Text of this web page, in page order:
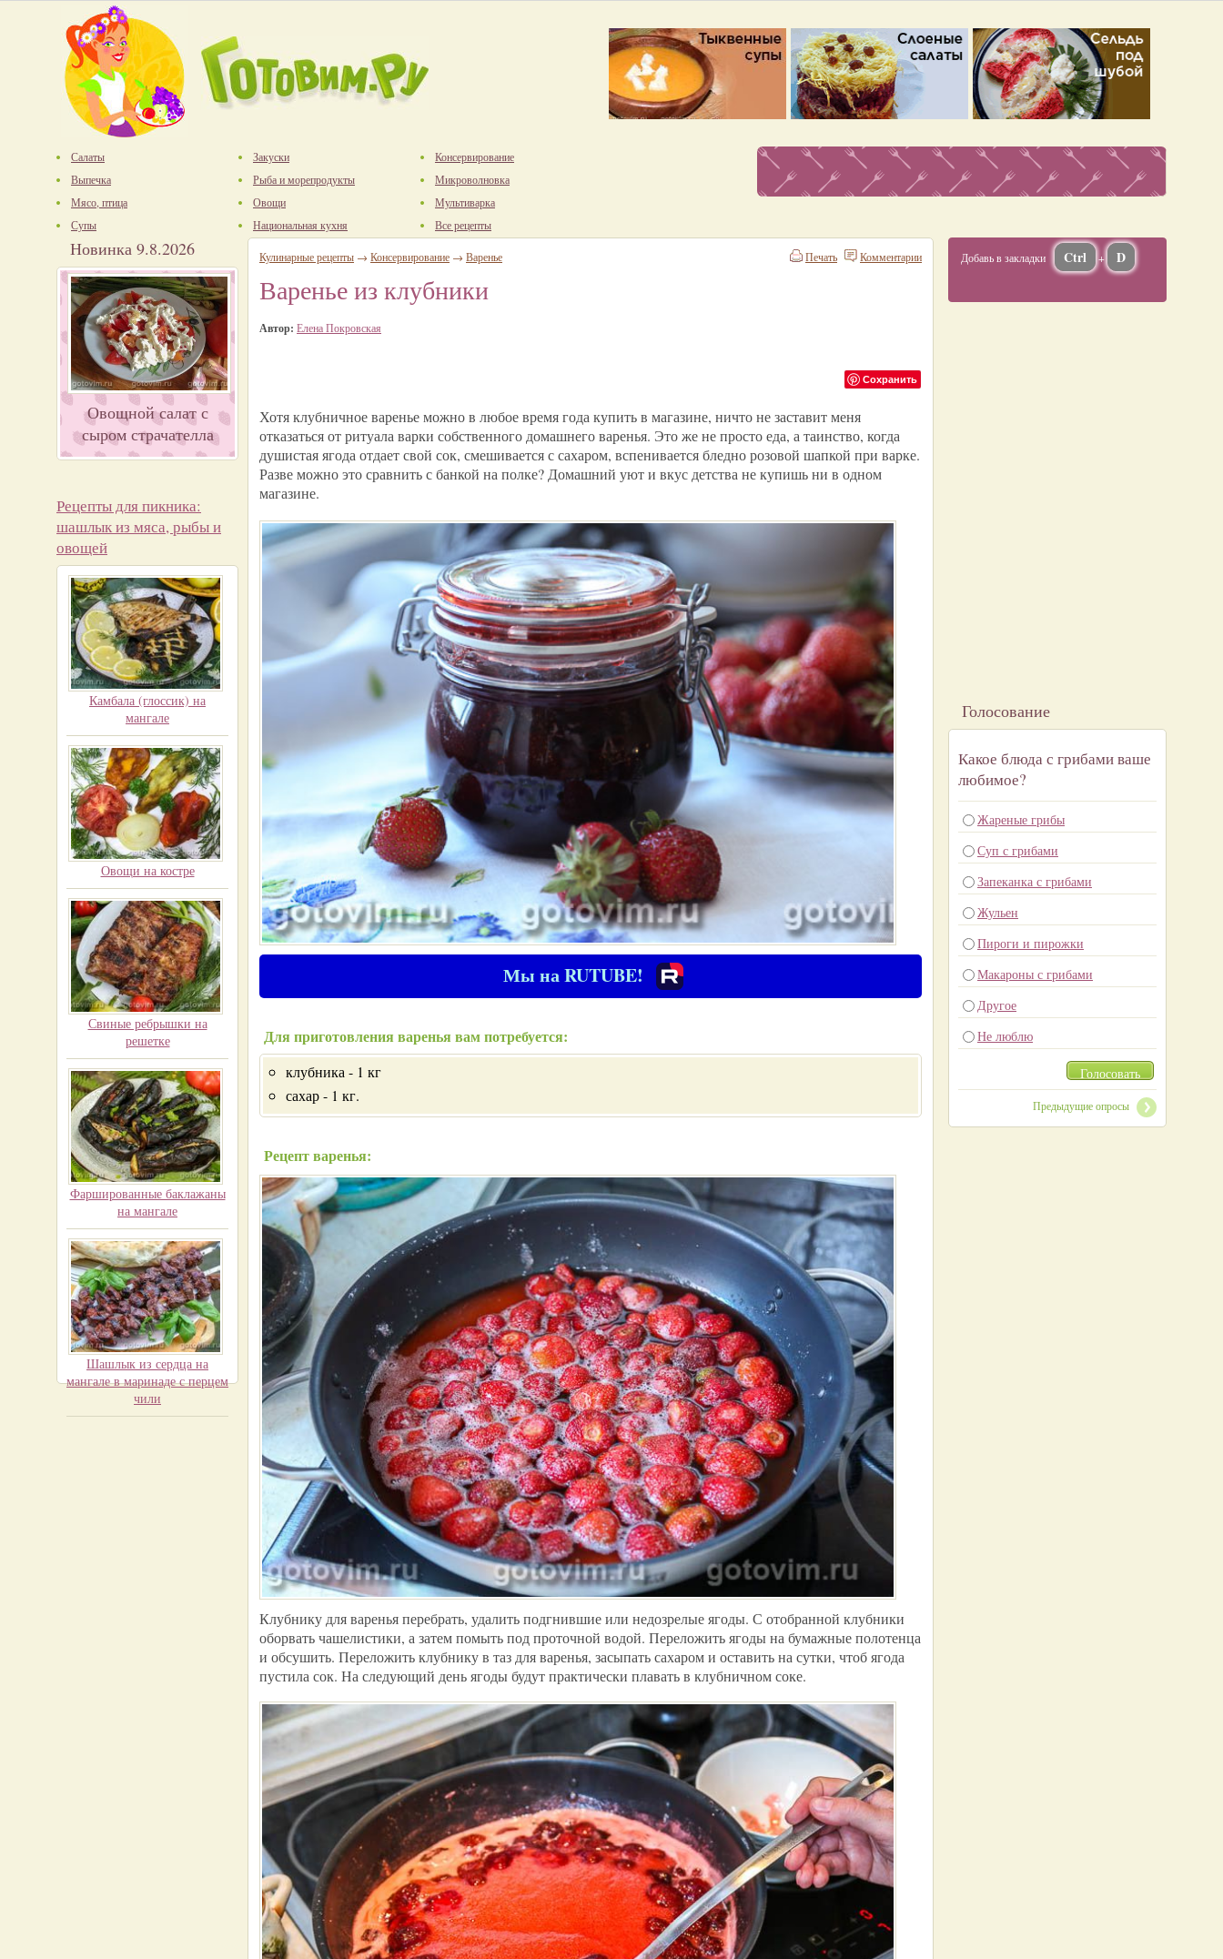
Салаты
Выпечка
Мясо, птица
Супы
Закуски
Рыба и морепродукты
Овощи
Национальная кухня
Консервирование
Микроволновка
Мультиварка
Все рецепты
Новинка 9.8.2026
Овощной салат с
сыром страчателла
Рецепты для пикника:
шашлык из мяса, рыбы и
овощей
Камбала (глоссик) на
мангале
Овощи на костре
Свиные ребрышки на
решетке
Фаршированные баклажаны
на мангале
Шашлык из сердца на
мангале в маринаде с перцем
чили
Комментарии
Печать
Кулинарные рецепты → Консервирование → Варенье
Варенье из клубники
Автор: Елена Покровская
Сохранить
Хотя клубничное варенье можно в любое время года купить в магазине, ничто не заставит меня
отказаться от ритуала варки собственного домашнего варенья. Это же не просто еда, а таинство, когда
душистая ягода отдает свой сок, смешивается с сахаром, вспенивается бледно розовой шапкой при варке.
Разве можно это сравнить с банкой на полке? Домашний уют и вкус детства не купишь ни в одном
магазине.
Мы на RUTUBE!
Для приготовления варенья вам потребуется:
клубника - 1 кг
сахар - 1 кг.
Рецепт варенья:
Клубнику для варенья перебрать, удалить подгнившие или недозрелые ягоды. С отобранной клубники
оборвать чашелистики, а затем помыть под проточной водой. Переложить ягоды на бумажные полотенца
и обсушить. Переложить клубнику в таз для варенья, засыпать сахаром и оставить на сутки, чтоб ягода
пустила сок. На следующий день ягоды будут практически плавать в клубничном соке.
Добавь в закладки Ctrl + D
Голосование
Какое блюда с грибами ваше
любимое?
Жареные грибы
Суп с грибами
Запеканка с грибами
Жульен
Пироги и пирожки
Макароны с грибами
Другое
Не люблю
Голосовать
Предыдущие опросы